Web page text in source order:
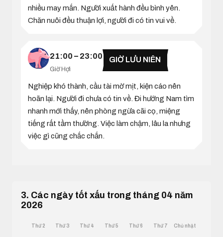
nhiều may mắn. Người xuất hành đều bình yên.
Chăn nuôi đều thuận lợi, người đi có tin vui về.
21:00 – 23:00
Giờ Hợi
GIỜ LƯU NIÊN
Nghiệp khó thành, cầu tài mờ mịt, kiện cáo nên
hoãn lại. Người đi chưa có tin về. Đi hướng Nam tìm
nhanh mới thấy, nên phòng ngừa cãi cọ, miệng
tiếng rất tầm thường. Việc làm chậm, lâu la nhưng
việc gì cũng chắc chắn.
3. Các ngày tốt xấu trong tháng 04 năm
2026
Thứ 2 Thứ 3 Thứ 4 Thứ 5 Thứ 6 Thứ 7 Chủ nhật